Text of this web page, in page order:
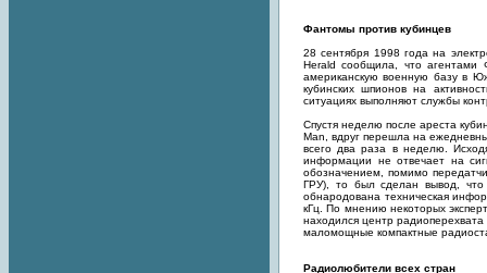
Фантомы против кубинцев
28 сентября 1998 года на
Herald сообщила, что агентами
американскую военную базу в
кубинских шпионов на
ситуациях выполняют службы
Спустя неделю после ареста
Man, вдруг перешла на
всего два раза в неделю.
информации не отвечает на
обозначением, помимо
ГРУ), то был сделан вывод, что
обнародована техническая
кГц. По мнению некоторых
находился центр
маломощные компактные
Радиолюбители всех стран